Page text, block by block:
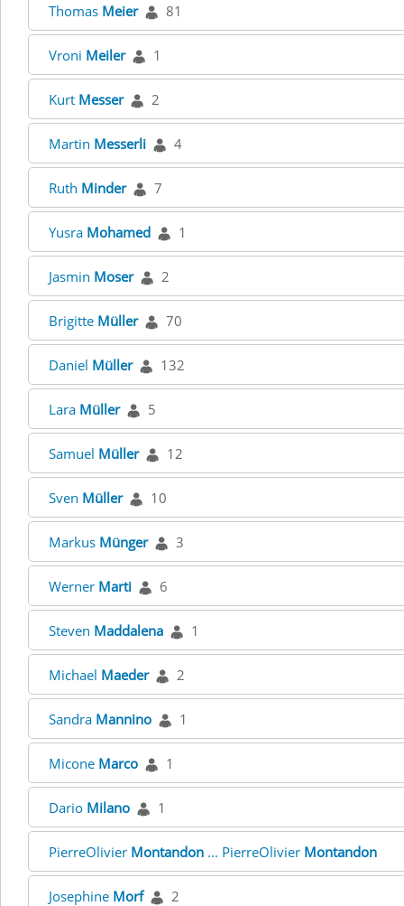
Thomas Meier 81
Vroni Meiler 1
Kurt Messer 2
Martin Messerli 4
Ruth Minder 7
Yusra Mohamed 1
Jasmin Moser 2
Brigitte Müller 70
Daniel Müller 132
Lara Müller 5
Samuel Müller 12
Sven Müller 10
Markus Münger 3
Werner Marti 6
Steven Maddalena 1
Michael Maeder 2
Sandra Mannino 1
Micone Marco 1
Dario Milano 1
PierreOlivier Montandon ... PierreOlivier Montandon
Josephine Morf 2